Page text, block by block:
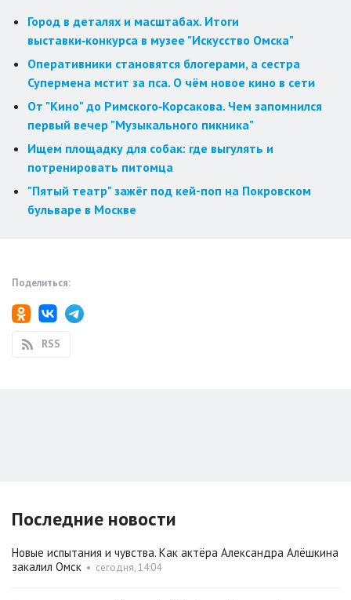
Город в деталях и масштабах. Итоги
выставки‑конкурса в музее "Искусство Омска"
Оперативники становятся блогерами, а сестра
Супермена мстит за пса. О чём новое кино в сети
От "Кино" до Римского‑Корсакова. Чем запомнился
первый вечер "Музыкального пикника"
Ищем площадку для собак: где выгулять и
потренировать питомца
"Пятый театр" зажёг под кей-поп на Покровском
бульваре в Москве
Поделиться:
RSS
Последние новости
Новые испытания и чувства. Как актёра Александра Алёшкина
закалил Омск • сегодня, 14:04